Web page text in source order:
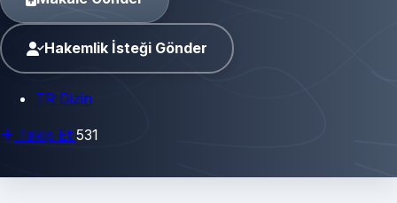
Hakemlik İsteği Gönder
TR Dizin
Takip Et 531